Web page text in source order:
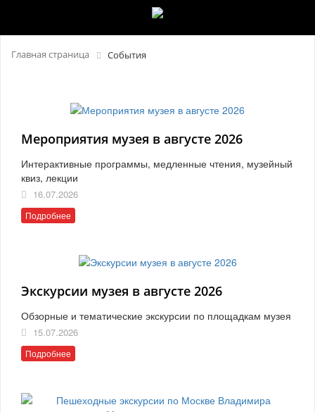
Главная страница События
Мероприятия музея в августе 2026
Интерактивные программы, медленные чтения, музейный
квиз, лекции
16.07.2026
Подробнее
Экскурсии музея в августе 2026
Обзорные и тематические экскурсии по площадкам музея
15.07.2026
Подробнее